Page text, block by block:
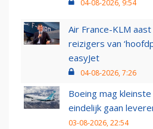
04-08-2026, 9:54
Air France-KLM
reizigers van
easyJet
04-08-2026, 7:26
Boeing mag
eindelijk gaan
03-08-2026, 22:54